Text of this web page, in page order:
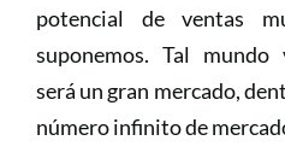
potencial de ventas
suponemos. Tal
será un gran mercado,
número infinito de